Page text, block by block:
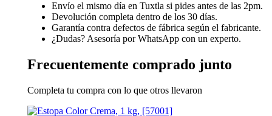
Envío el mismo día en Tuxtla si pides antes de las 2pm.
Devolución completa dentro de los 30 días.
Garantía contra defectos de fábrica según el fabricante.
¿Dudas? Asesoría por WhatsApp con un experto.
Frecuentemente comprado junto
Completa tu compra con lo que otros llevaron